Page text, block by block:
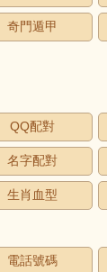
奇門遁甲
QQ配對
名字配對
生肖血型
電話號碼